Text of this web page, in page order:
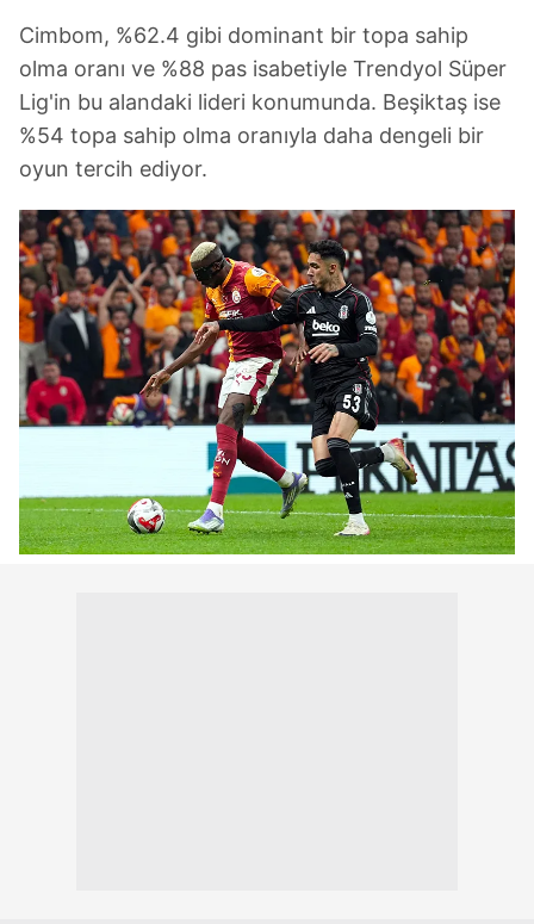
Cimbom, %62.4 gibi dominant bir topa sahip
olma oranı ve %88 pas isabetiyle Trendyol Süper
Lig'in bu alandaki lideri konumunda. Beşiktaş ise
%54 topa sahip olma oranıyla daha dengeli bir
oyun tercih ediyor.